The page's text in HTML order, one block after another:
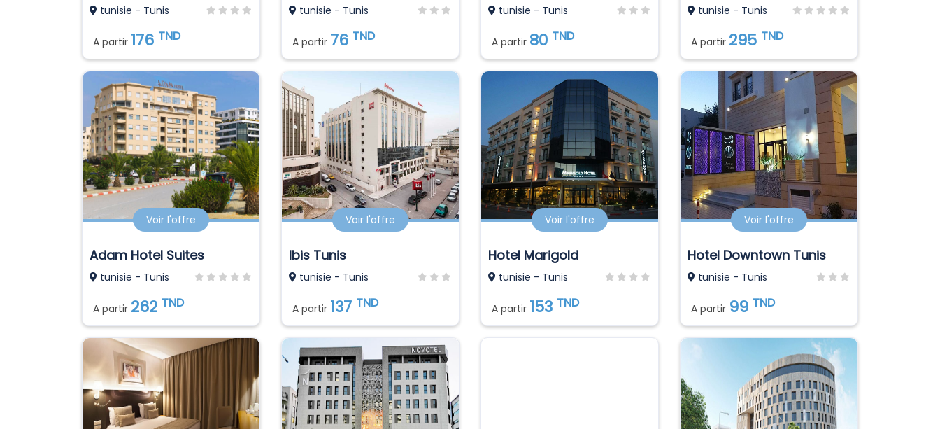
tunisie - Tunis
A partir 176 TND
tunisie - Tunis
A partir 76 TND
tunisie - Tunis
A partir 80 TND
tunisie - Tunis
A partir 295 TND
Voir l'offre
Adam Hotel Suites
tunisie - Tunis
A partir 262 TND
Voir l'offre
Ibis Tunis
tunisie - Tunis
A partir 137 TND
Voir l'offre
Hotel Marigold
tunisie - Tunis
A partir 153 TND
Voir l'offre
Hotel Downtown Tunis
tunisie - Tunis
A partir 99 TND